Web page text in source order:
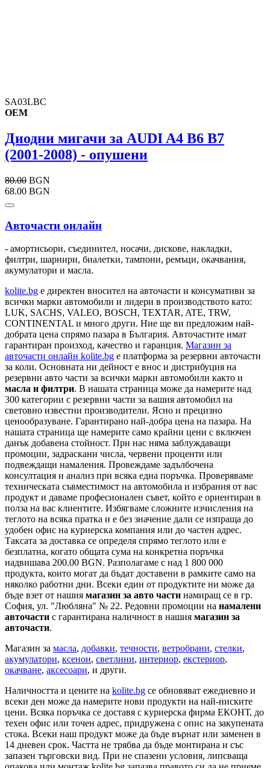
SA03LBC
OEM
Диодни мигачи за AUDI A4 B6 B7
(2001-2008) - опушени
80.00 BGN
68.00 BGN
Авточасти онлайн
- амортисьори, съединител, носачи, дискове, накладки,
филтри, шарнири, биалетки, тампони, ремъци, окачвания,
акумулатори и масла.
kolite.bg e директен вносител на авточасти и консумативи за
всички марки автомобили и лидери в производството като:
LUK, SACHS, VALEO, BOSCH, TEXTAR, ATE, TRW,
CONTINENTAL и много други. Ние ще ви предложим най-
добрата цена спрямо пазара в България. Авточастите имат
гарантиран произход, качество и гаранция. Магазин за
авточасти онлайн kolite.bg е платформа за резервни авточасти
за коли. Основната ни дейност е внос и дистрибуция на
резервни авто части за всички марки автомобили както и
масла и филтри. В нашата страница може да намерите над
300 категории с резервни части за вашия автомобил на
световно известни производители. Ясно и прецизно
ценообразуване. Гарантирано най-добра цена на пазара. На
нашата страница ще намерите само крайни цени с включен
данък добавена стойност. При нас няма заблуждаващи
промоции, задраскани числа, червени проценти или
подвеждащи намаления. Провеждаме задълбочена
консултация и анализ при всяка една поръчка. Проверяваме
техническата съвместимост на автомобила и избрания от вас
продукт и даваме професионален съвет, който е ориентиран в
полза на вас клиентите. Избягваме сложните изчисления на
теглото на всяка пратка и е без значение дали се изпраща до
удобен офис на куриерска компания или до частен адрес.
Таксата за доставка се определя спрямо теглото или е
безплатна, когато общата сума на конкретна поръчка
надвишава 200.00 BGN. Разполагаме с над 1 800 000
продукта, които могат да бъдат доставени в рамките само на
няколко работни дни. Всеки един от продуктите ни може да
бъде взет от нашия магазин за авто части намиращ се в гр.
София, ул. "Любляна" № 22. Редовни промоции на намалени
авточасти с гарантирана наличност в нашия магазин за
авточасти.
Магазин за масла, добавки, течности, ветробрани, стелки,
акумулатори, ксенон, светлини, интериор, екстериор,
окачване, аксесоари, и други.
Наличността и цените на kolite.bg се обновяват ежедневно и
всеки ден може да намерите нови продукти на най-ниските
цени. Всяка поръчка се доставя с куриерска фирма ЕКОНТ, до
техен офис или точен адрес, придружена с опис на закупената
стока. Всеки наш продукт може да бъде върнат или заменен в
14 дневен срок. Частта не трябва да бъде монтирана и със
запазен търговски вид. При не спазени условия, липсваща